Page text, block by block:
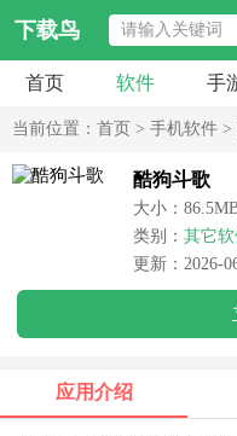
下载鸟
首页 软件 手
当前位置： 首页 > 手机软件 >
酷狗斗歌
大小：
类别： 其它
更新：2026-
应用介绍